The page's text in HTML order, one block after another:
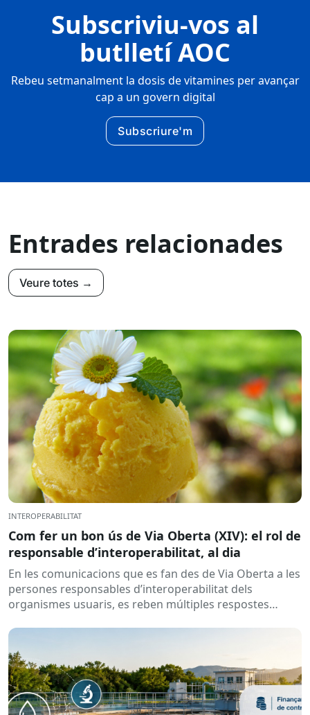
Subscriviu-vos al
butlletí AOC
Rebeu setmanalment la dosis de vitamines per avançar
cap a un govern digital
Subscriure'm
Entrades relacionades
Veure totes →
INTEROPERABILITAT
Com fer un bon ús de Via Oberta (XIV): el rol de
responsable d’interoperabilitat, al dia
En les comunicacions que es fan des de Via Oberta a les
persones responsables d’interoperabilitat dels
organismes usuaris, es reben múltiples respostes